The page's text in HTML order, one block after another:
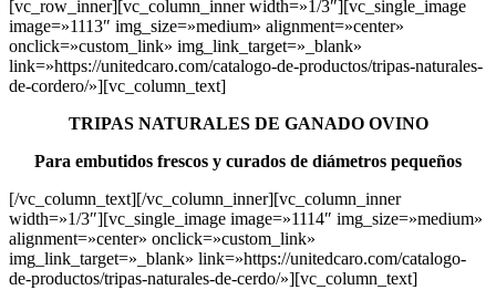
[vc_row_inner][vc_column_inner width=»1/3″][vc_single_image
image=»1113″ img_size=»medium» alignment=»center»
onclick=»custom_link» img_link_target=»_blank»
link=»https://unitedcaro.com/catalogo-de-productos/tripas-naturales-
de-cordero/»][vc_column_text]
TRIPAS NATURALES DE GANADO OVINO
Para embutidos frescos y curados de diámetros pequeños
[/vc_column_text][/vc_column_inner][vc_column_inner
width=»1/3″][vc_single_image image=»1114″ img_size=»medium»
alignment=»center» onclick=»custom_link»
img_link_target=»_blank» link=»https://unitedcaro.com/catalogo-
de-productos/tripas-naturales-de-cerdo/»][vc_column_text]